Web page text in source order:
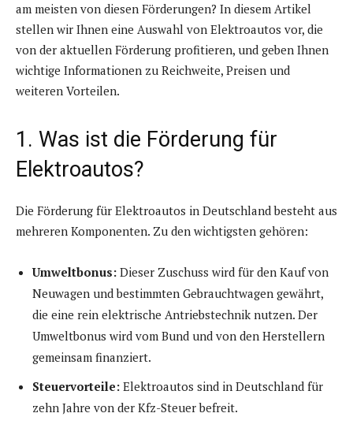
am meisten von diesen Förderungen? In diesem Artikel
stellen wir Ihnen eine Auswahl von Elektroautos vor, die
von der aktuellen Förderung profitieren, und geben Ihnen
wichtige Informationen zu Reichweite, Preisen und
weiteren Vorteilen.
1. Was ist die Förderung für
Elektroautos?
Die Förderung für Elektroautos in Deutschland besteht aus
mehreren Komponenten. Zu den wichtigsten gehören:
Umweltbonus: Dieser Zuschuss wird für den Kauf von
Neuwagen und bestimmten Gebrauchtwagen gewährt,
die eine rein elektrische Antriebstechnik nutzen. Der
Umweltbonus wird vom Bund und von den Herstellern
gemeinsam finanziert.
Steuervorteile: Elektroautos sind in Deutschland für
zehn Jahre von der Kfz-Steuer befreit.